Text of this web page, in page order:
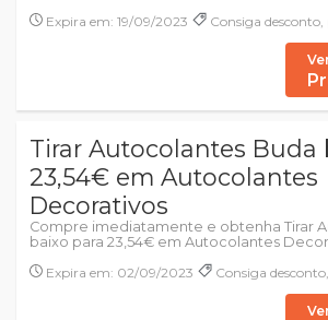
Expira em: 19/09/2023
Consiga
Tirar Autocolantes Buda
23,54€ em Autocolantes
Decorativos
Compre imediatamente e obtenha Tirar
baixo para 23,54€ em Autocolantes
Expira em: 02/09/2023
Consiga